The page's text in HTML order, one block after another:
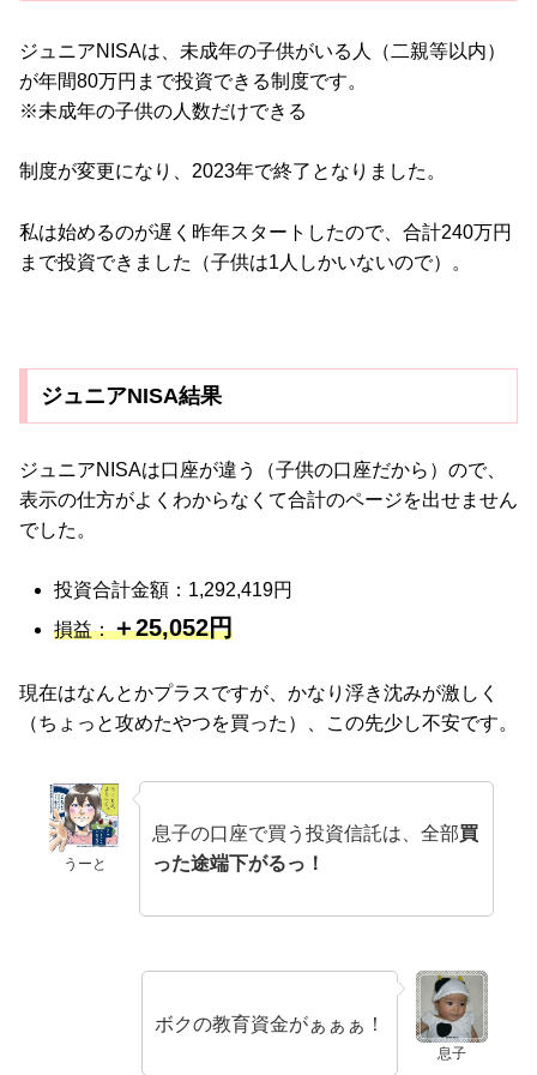
ジュニアNISAは、未成年の子供がいる人（二親等以内）
が年間80万円まで投資できる制度です。
※未成年の子供の人数だけできる
制度が変更になり、2023年で終了となりました。
私は始めるのが遅く昨年スタートしたので、合計240万円
まで投資できました（子供は1人しかいないので）。
ジュニアNISA結果
ジュニアNISAは口座が違う（子供の口座だから）ので、
表示の仕方がよくわからなくて合計のページを出せません
でした。
投資合計金額：1,292,419円
損益：＋25,052円
現在はなんとかプラスですが、かなり浮き沈みが激しく
（ちょっと攻めたやつを買った）、この先少し不安です。
うーと
息子の口座で買う投資信託は、全部買
った途端下がるっ！
息子
ボクの教育資金がぁぁぁ！